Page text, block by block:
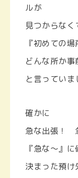
ルが
見つからなく
『初めての
どんな所か
と言っていま
確かに
急な出張！
『急な〜』
決まった預け